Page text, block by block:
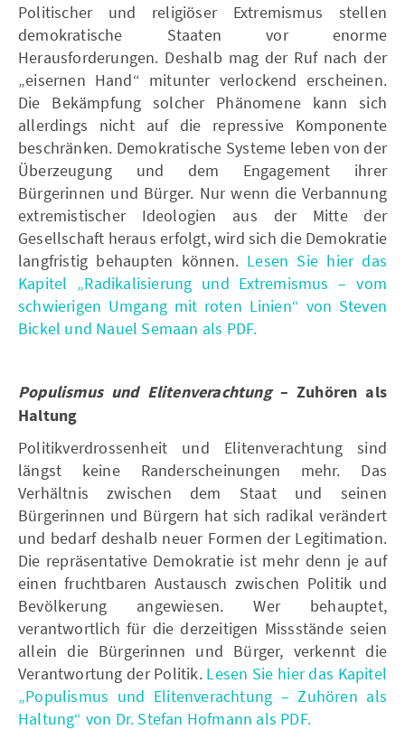
Politischer und religiöser Extremismus stellen
demokratische Staaten vor enorme
Herausforderungen. Deshalb mag der Ruf nach der
„eisernen Hand“ mitunter verlockend erscheinen.
Die Bekämpfung solcher Phänomene kann sich
allerdings nicht auf die repressive Komponente
beschränken. Demokratische Systeme leben von der
Überzeugung und dem Engagement ihrer
Bürgerinnen und Bürger. Nur wenn die Verbannung
extremistischer Ideologien aus der Mitte der
Gesellschaft heraus erfolgt, wird sich die Demokratie
langfristig behaupten können. Lesen Sie hier das
Kapitel „Radikalisierung und Extremismus – vom
schwierigen Umgang mit roten Linien“ von Steven
Bickel und Nauel Semaan als PDF.
Populismus und Elitenverachtung – Zuhören als
Haltung
Politikverdrossenheit und Elitenverachtung sind
längst keine Randerscheinungen mehr. Das
Verhältnis zwischen dem Staat und seinen
Bürgerinnen und Bürgern hat sich radikal verändert
und bedarf deshalb neuer Formen der Legitimation.
Die repräsentative Demokratie ist mehr denn je auf
einen fruchtbaren Austausch zwischen Politik und
Bevölkerung angewiesen. Wer behauptet,
verantwortlich für die derzeitigen Missstände seien
allein die Bürgerinnen und Bürger, verkennt die
Verantwortung der Politik. Lesen Sie hier das Kapitel
„Populismus und Elitenverachtung – Zuhören als
Haltung“ von Dr. Stefan Hofmann als PDF.